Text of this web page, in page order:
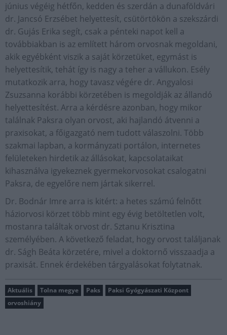
június végéig hétfőn, kedden és szerdán a dunaföldvári
dr. Jancsó Erzsébet helyettesít, csütörtökön a szekszárdi
dr. Gujás Erika segít, csak a pénteki napot kell a
továbbiakban is az említett három orvosnak megoldani,
akik egyébként viszik a saját körzetüket, egymást is
helyettesítik, tehát így is nagy a teher a vállukon. Esély
mutatkozik arra, hogy tavasz végére dr. Angyalosi
Zsuzsanna korábbi körzetében is megoldják az állandó
helyettesítést. Arra a kérdésre azonban, hogy mikor
találnak Paksra olyan orvost, aki hajlandó átvenni a
praxisokat, a főigazgató nem tudott válaszolni. Több
szakmai lapban, a kormányzati portálon, internetes
felületeken hirdetik az állásokat, kapcsolataikat
kihasználva igyekeznek gyermekorvosokat csalogatni
Paksra, de egyelőre nem jártak sikerrel.
Dr. Bodnár Imre arra is kitért: a hetes számú felnőtt
háziorvosi körzet több mint egy évig betöltetlen volt,
mostanra találtak orvost dr. Sztanu Krisztina
személyében. A következő feladat, hogy orvost találjanak
dr. Ságh Beáta körzetére, mivel a doktornő visszaadja a
praxisát. Ennek érdekében tárgyalásokat folytatnak.
Aktuális Tolna megye Paks
Paksi Gyógyászati Központ
orvoshiány